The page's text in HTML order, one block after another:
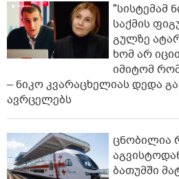
"სისტემამ
საქმის
გულზე
ხომ არ
იმიტომ
– ნიკო კვარაცხელიას დედა
ავრცელებს
ცნობილია
ბათუმში